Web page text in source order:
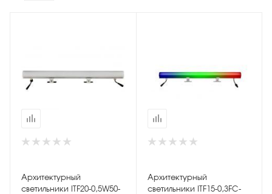
Архитектурный
светильники ITF20-0,5W50-
Архитектурный
светильники ITF15-0,3FC-